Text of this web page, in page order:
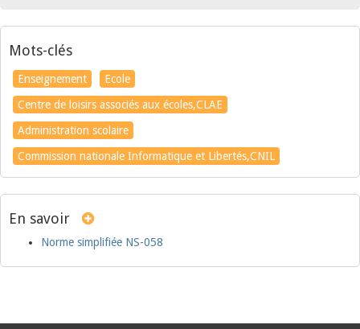
Mots-clés
Enseignement
Ecole
Centre de loisirs associés aux écoles,CLAE
Administration scolaire
Commission nationale Informatique et Libertés,CNIL
En savoir
Norme simplifiée NS-058